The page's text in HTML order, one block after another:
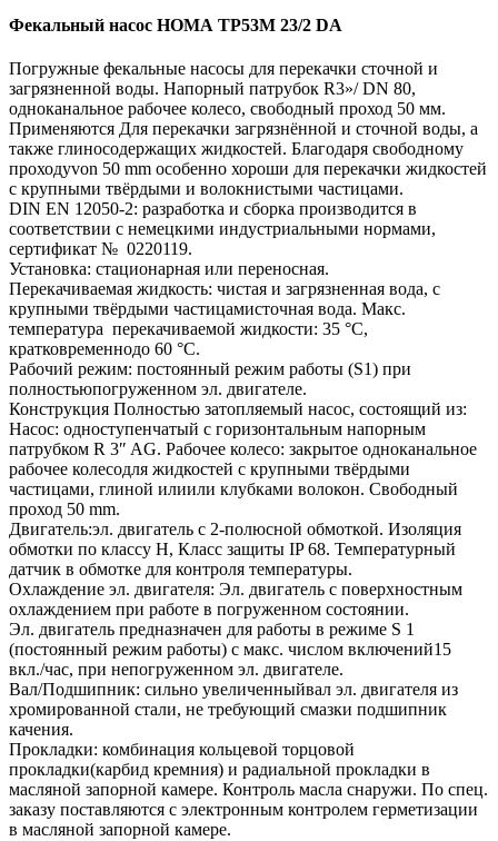
Фекальный насос HOMA TP53M 23/2 DA
Погружные фекальные насосы для перекачки сточной и
загрязненной воды. Напорный патрубок R3»/ DN 80,
одноканальное рабочее колесо, свободный проход 50 мм.
Применяются Для перекачки загрязнённой и сточной воды, а
также глиносодержащих жидкостей. Благодаря свободному
проходуvon 50 mm особенно хороши для перекачки жидкостей
с крупными твёрдыми и волокнистыми частицами.
DIN EN 12050-2: разработка и сборка производится в
соответствии с немецкими индустриальными нормами,
сертификат № 0220119.
Установка: стационарная или переносная.
Перекачиваемая жидкость: чистая и загрязненная вода, с
крупными твёрдыми частицамисточная вода. Макс.
температура перекачиваемой жидкости: 35 °C,
кратковременнодо 60 °C.
Рабочий режим: постоянный режим работы (S1) при
полностьюпогруженном эл. двигателе.
Конструкция Полностью затопляемый насос, состоящий из:
Насос: одноступенчатый с горизонтальным напорным
патрубком R 3″ AG. Рабочее колесо: закрытое одноканальное
рабочее колесодля жидкостей с крупными твёрдыми
частицами, глиной илиили клубками волокон. Свободный
проход 50 mm.
Двигатель:эл. двигатель с 2-полюсной обмоткой. Изоляция
обмотки по классу H, Класс защиты IP 68. Температурный
датчик в обмотке для контроля температуры.
Охлаждение эл. двигателя: Эл. двигатель с поверхностным
охлаждением при работе в погруженном состоянии.
Эл. двигатель предназначен для работы в режиме S 1
(постоянный режим работы) с макс. числом включений15
вкл./час, при непогруженном эл. двигателе.
Вал/Подшипник: сильно увеличенныйвал эл. двигателя из
хромированной стали, не требующий смазки подшипник
качения.
Прокладки: комбинация кольцевой торцовой
прокладки(карбид кремния) и радиальной прокладки в
масляной запорной камере. Контроль масла снаружи. По спец.
заказу поставляются с электронным контролем герметизации
в масляной запорной камере.